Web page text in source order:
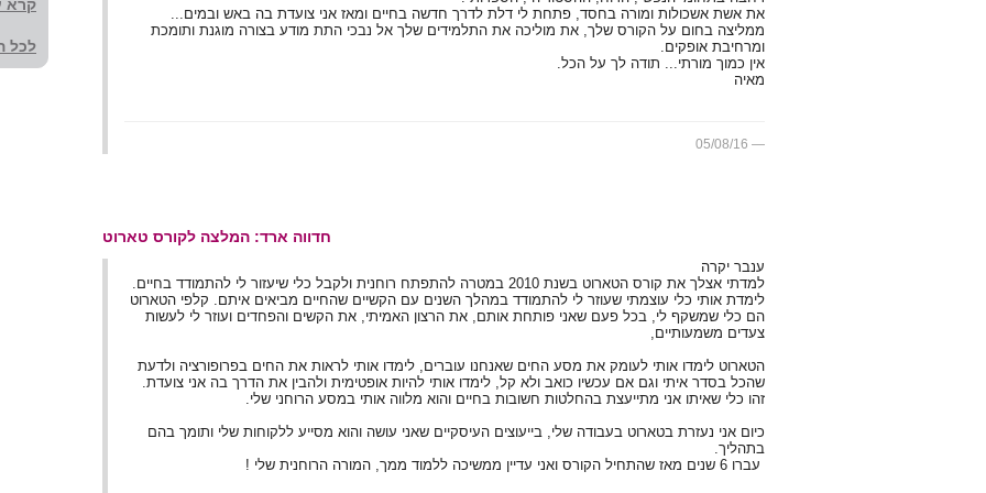
את אשת אשכולות ומורה בחסד, פתחת לי דלת לדרך חדשה בחיים ומאז אני צועדת בה באש ובמים...
ממליצה בחום על הקורס שלך, את מוליכה את התלמידים שלך אל נבכי התת מודע בצורה מוגנת ותומכת
ומרחיבת אופקים.
אין כמוך מורתי... תודה לך על הכל.
מאיה
05/08/16
חדווה ארד: המלצה לקורס טארוט
ענבר יקרה
למדתי אצלך את קורס הטארוט בשנת 2010 במטרה להתפתח רוחנית ולקבל כלי שיעזור לי להתמודד בחיים.
לימדת אותי כלי עוצמתי שעוזר לי להתמודד במהלך השנים עם הקשיים שהחיים מביאים איתם. קלפי הטארוט
הם כלי שמשקף לי, בכל פעם שאני פותחת אותם, את הרצון האמיתי, את הקשים והפחדים ועוזר לי לעשות
צעדים משמעותיים,
הטארוט לימדו אותי לעומק את מסע החים שאנחנו עוברים, לימדו אותי לראות את החים בפרופורציה ולדעת
שהכל בסדר איתי וגם אם עכשיו כואב ולא קל, לימדו אותי להיות אופטימית ולהבין את הדרך בה אני צועדת.
זהו כלי שאיתו אני מתייעצת בהחלטות חשובות בחיים והוא מלווה אותי במסע הרוחני שלי.
כיום אני נעזרת בטארוט בעבודה שלי, בייעוצים העיסקיים שאני עושה והוא מסייע ללקוחות שלי ותומך בהם
בתהליך.
עברו 6 שנים מאז שהתחיל הקורס ואני עדיין ממשיכה ללמוד ממך, המורה הרוחנית שלי !
קרא
לכל